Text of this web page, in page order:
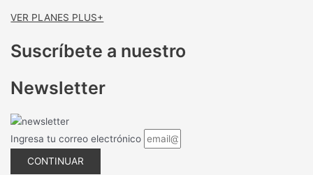
VER PLANES PLUS+
Suscríbete a nuestro
Newsletter
Ingresa tu correo electrónico
CONTINUAR